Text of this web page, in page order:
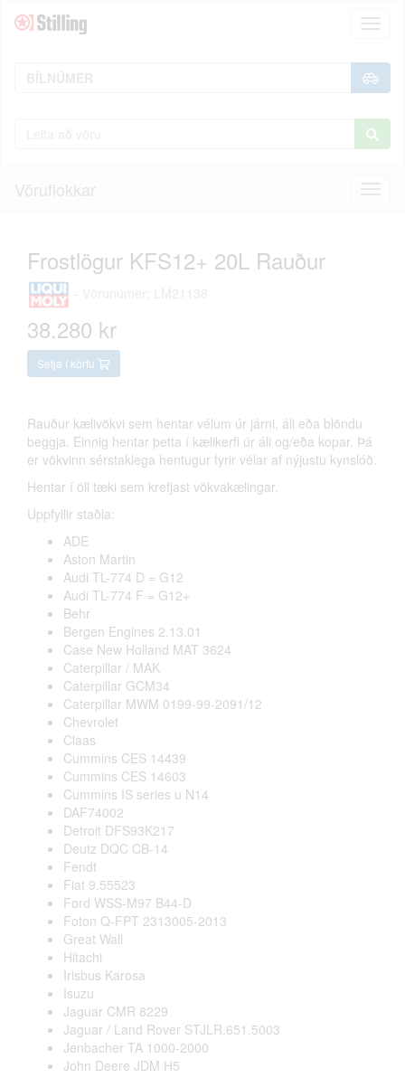
Vöruflokkar
Frostlögur KFS12+ 20L Rauður
-
38.280 kr
Setja í körfu
Rauður kælivökvi sem hentar vélum úr járni, áli eða blöndu
beggja. Einnig hentar þetta í kælikerfi úr áli og/eða kopar. Þá
er vökvinn sérstaklega hentugur fyrir vélar af nýjustu kynslóð.
Hentar í öll tæki sem krefjast vökvakælingar.
Uppfyllir staðla:
ADE
Aston Martin
Audi TL-774 D = G12
Audi TL-774 F = G12+
Behr
Bergen Engines 2.13.01
Case New Holland MAT 3624
Caterpillar / MAK
Caterpillar GCM34
Caterpillar MWM 0199-99-2091/12
Chevrolet
Claas
Cummins CES 14439
Cummins CES 14603
Cummins IS series u N14
DAF74002
Detroit DFS93K217
Deutz DQC CB-14
Fendt
Fiat 9.55523
Ford WSS-M97 B44-D
Foton Q-FPT 2313005-2013
Great Wall
Hitachi
Irisbus Karosa
Isuzu
Jaguar CMR 8229
Jaguar / Land Rover STJLR.651.5003
Jenbacher TA 1000-2000
John Deere JDM H5